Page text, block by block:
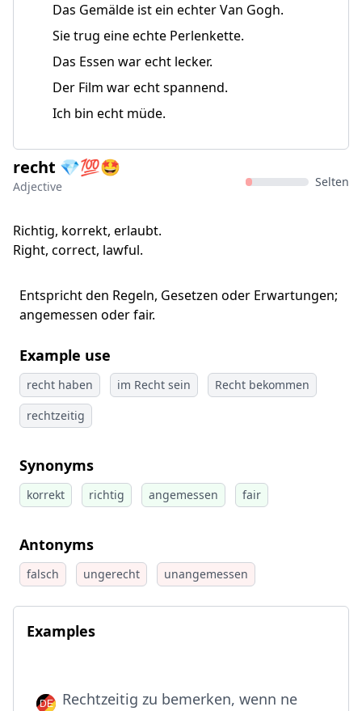
Das Gemälde ist ein echter Van Gogh.
Sie trug eine echte Perlenkette.
Das Essen war echt lecker.
Der Film war echt spannend.
Ich bin echt müde.
recht 💎💯🤩
Adjective Selten
Richtig, korrekt, erlaubt.
Right, correct, lawful.
Entspricht den Regeln, Gesetzen oder Erwartungen;
angemessen oder fair.
Example use
recht haben im Recht sein
Recht bekommen
rechtzeitig
Synonyms
korrekt richtig angemessen fair
Antonyms
falsch ungerecht unangemessen
Examples
Rechtzeitig zu bemerken, wenn ne